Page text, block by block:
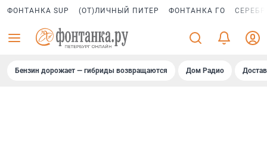
ФОНТАНКА SUP (ОТ)ЛИЧНЫЙ ПИТЕР ФОНТАНКА ГО
Бензин дорожает — гибриды возвращаются Дом Радио